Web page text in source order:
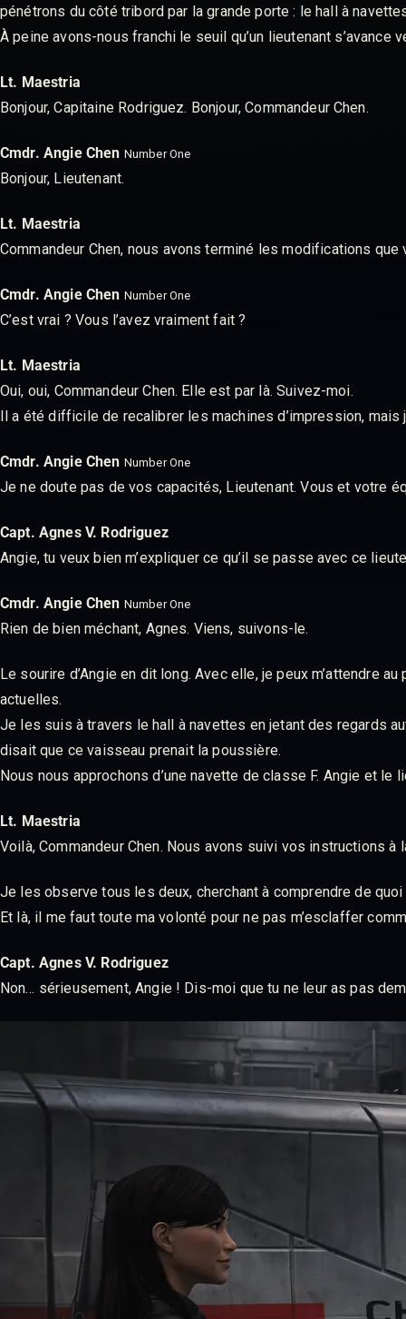
pénétrons du côté tribord par la grande porte : le hall à
À peine avons-nous franchi le seuil qu’un lieutenant s’avance
Lt. Maestria
Bonjour, Capitaine Rodriguez. Bonjour, Commandeur Chen.
Cmdr. Angie Chen Number One
Bonjour, Lieutenant.
Lt. Maestria
Commandeur Chen, nous avons terminé les modifications
Cmdr. Angie Chen Number One
C’est vrai ? Vous l’avez vraiment fait ?
Lt. Maestria
Oui, oui, Commandeur Chen. Elle est par là. Suivez-moi.
Il a été difficile de recalibrer les machines d’impression,
Cmdr. Angie Chen Number One
Je ne doute pas de vos capacités, Lieutenant. Vous et votre
Capt. Agnes V. Rodriguez
Angie, tu veux bien m’expliquer ce qu’il se passe avec ce
Cmdr. Angie Chen Number One
Rien de bien méchant, Agnes. Viens, suivons-le.
Le sourire d’Angie en dit long. Avec elle, je peux m’attendre
actuelles.
Je les suis à travers le hall à navettes en jetant des regards
disait que ce vaisseau prenait la poussière.
Nous nous approchons d’une navette de classe F. Angie et le
Lt. Maestria
Voilà, Commandeur Chen. Nous avons suivi vos instructions à
Je les observe tous les deux, cherchant à comprendre de
Et là, il me faut toute ma volonté pour ne pas m’esclaffer
Capt. Agnes V. Rodriguez
Non… sérieusement, Angie ! Dis-moi que tu ne leur as pas